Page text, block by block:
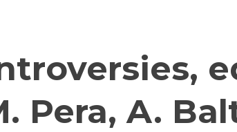
Pera, A.